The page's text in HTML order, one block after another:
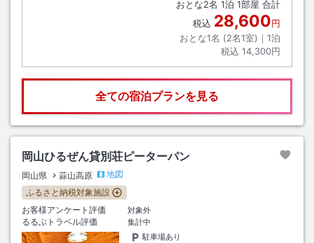
おとな2名 1泊 1部屋 合計
税込 28,600円
おとな1名 (2名1室)｜ 1泊
税込 14,300円
全ての宿泊プランを見る
岡山ひるぜん貸別荘ピーターパン
岡山県 蒜山高原
地図
ふるさと納税対象施設
お客様アンケート評価
対象外
るるぶトラベル評価
集計中
駐車場あり